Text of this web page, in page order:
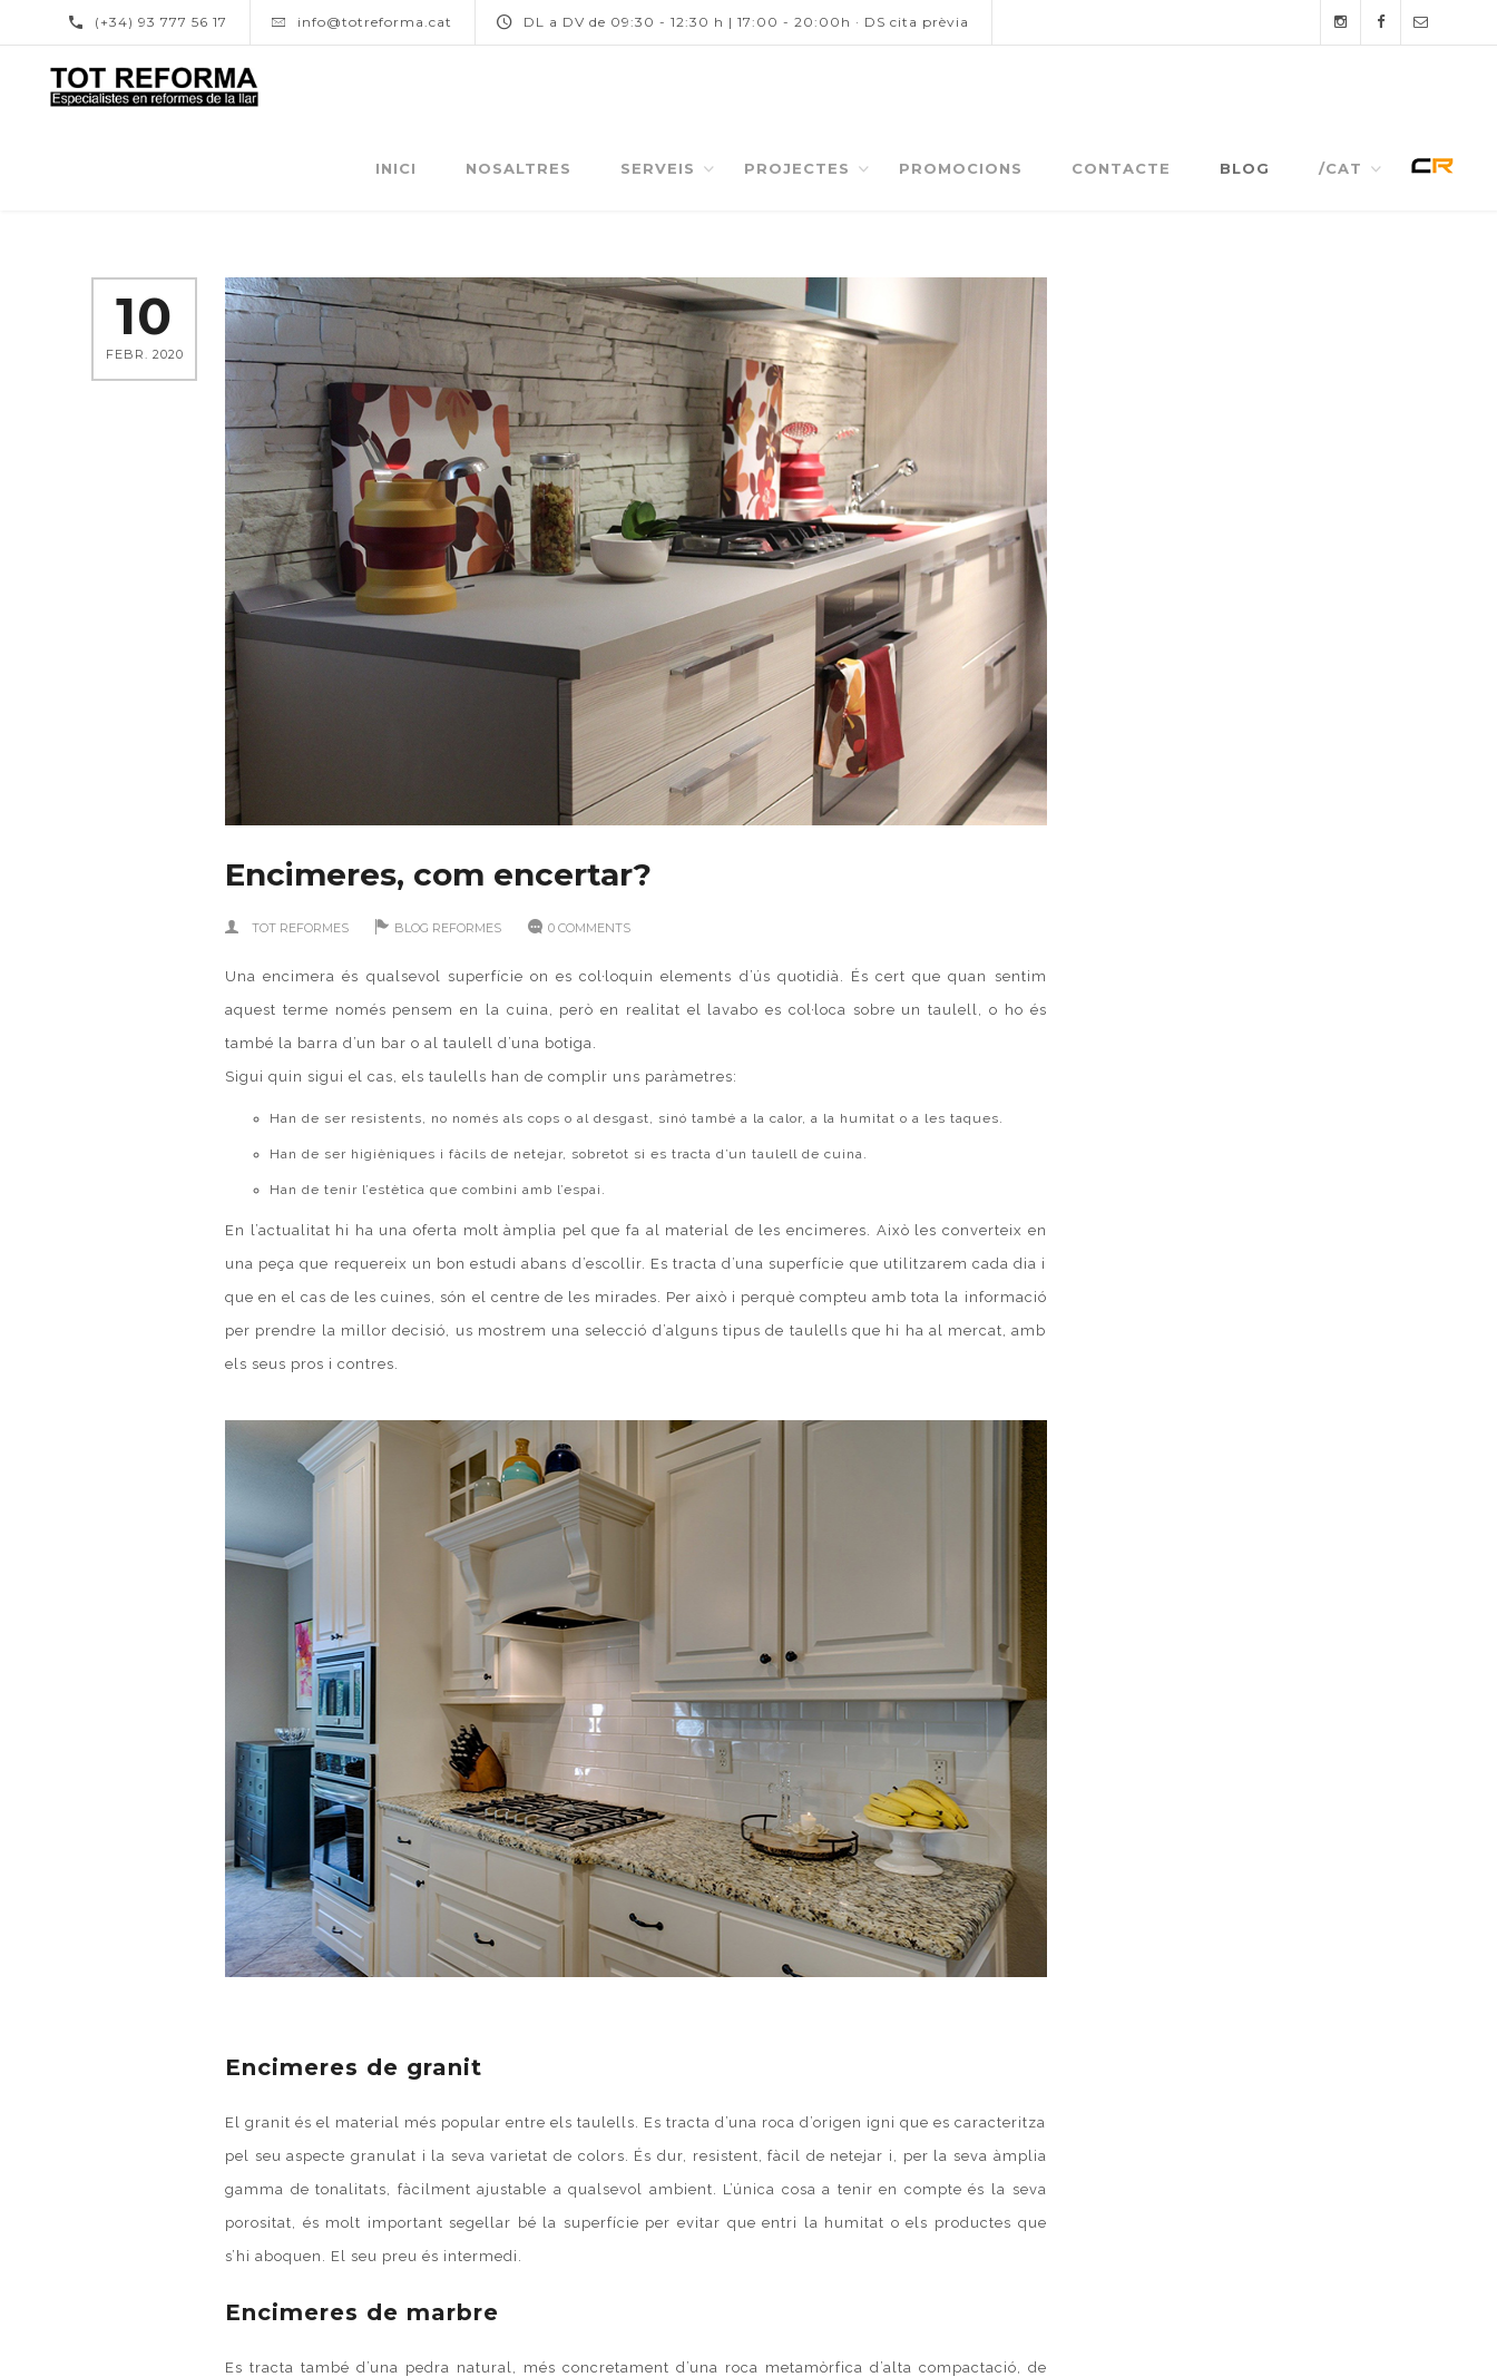
(+34) 93 777 56 17 info@totreforma.cat DL a DV de 09:30 - 12:30 h | 17:00 - 20:00h · DS cita prèvia
INICI NOSALTRES SERVEIS PROJECTES PROMOCIONS CONTACTE BLOG /CAT
10
FEBR. 2020
Encimeres, com encertar?
TOT REFORMES BLOG REFORMES 0 COMMENTS
Unaencimera és qualsevol superfície on es col·loquin elements d’ús quotidià. És cert que quan sentim
aquest terme només pensem en la cuina, però en realitat el lavabo es col·loca sobre un taulell, o ho és
també la barra d’un bar o al taulell d’una botiga.
Sigui quin sigui el cas, els taulells han de complir uns paràmetres:
Han de ser resistents, no només als cops o al desgast, sinó també a la calor, a la humitat o a les taques.
Han de ser higièniques i fàcils de netejar, sobretot si es tracta d’un taulell de cuina.
Han de tenir l’estètica que combini amb l’espai.
En l’actualitat hi ha una oferta molt àmplia pel que fa al material de lesencimeres . Això les converteix en
una peça que requereix un bon estudi abans d’escollir. Es tracta d’una superfície que utilitzarem cada dia i
que en el cas de les cuines, són el centre de les mirades. Per això i perquè compteu amb tota la informació
per prendre la millor decisió, us mostrem una selecció d’alguns tipus de taulells que hi ha al mercat, amb
els seus pros i contres.
Encimeres de granit
El granit és el material més popular entre els taulells. Es tracta d’una roca d’origen igni que es caracteritza
pel seu aspecte granulat i la seva varietat de colors. És dur, resistent, fàcil de netejar i, per la seva àmplia
gamma de tonalitats, fàcilment ajustable a qualsevol ambient. L’única cosa a tenir en compte és la seva
porositat, és molt important segellar bé la superfície per evitar que entri la humitat o els productes que
s’hi aboquen. El seu preu és intermedi.
Encimeres de marbre
Es tracta també d’una pedra natural, més concretament d’una roca metamòrfica d’alta compactació, de